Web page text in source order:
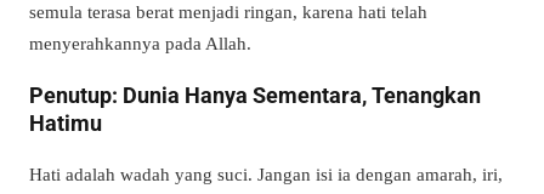
semula terasa berat menjadi ringan, karena hati telah
menyerahkannya pada Allah.
Penutup: Dunia Hanya Sementara, Tenangkan
Hatimu
Hati adalah wadah yang suci. Jangan isi ia dengan amarah, iri,